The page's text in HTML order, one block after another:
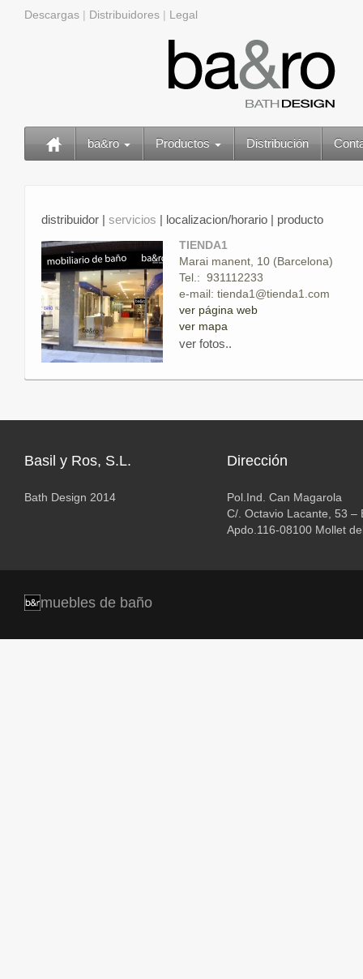
Descargas | Distribuidores | Legal
ba&ro Productos Distribución
distribuidor | servicios | localizacion/horario | producto
TIENDA1
Marai manent, 10 (Barcelona)
Tel.: 931112233
e-mail: tienda1@tienda1.com
ver página web
ver mapa
ver fotos..
Basil y Ros, S.L.
Bath Design 2014
Dirección
Pol.Ind. Can Magarola
C/. Octavio Lacante, 53 –
Apdo.116-08100 Mollet
muebles de baño